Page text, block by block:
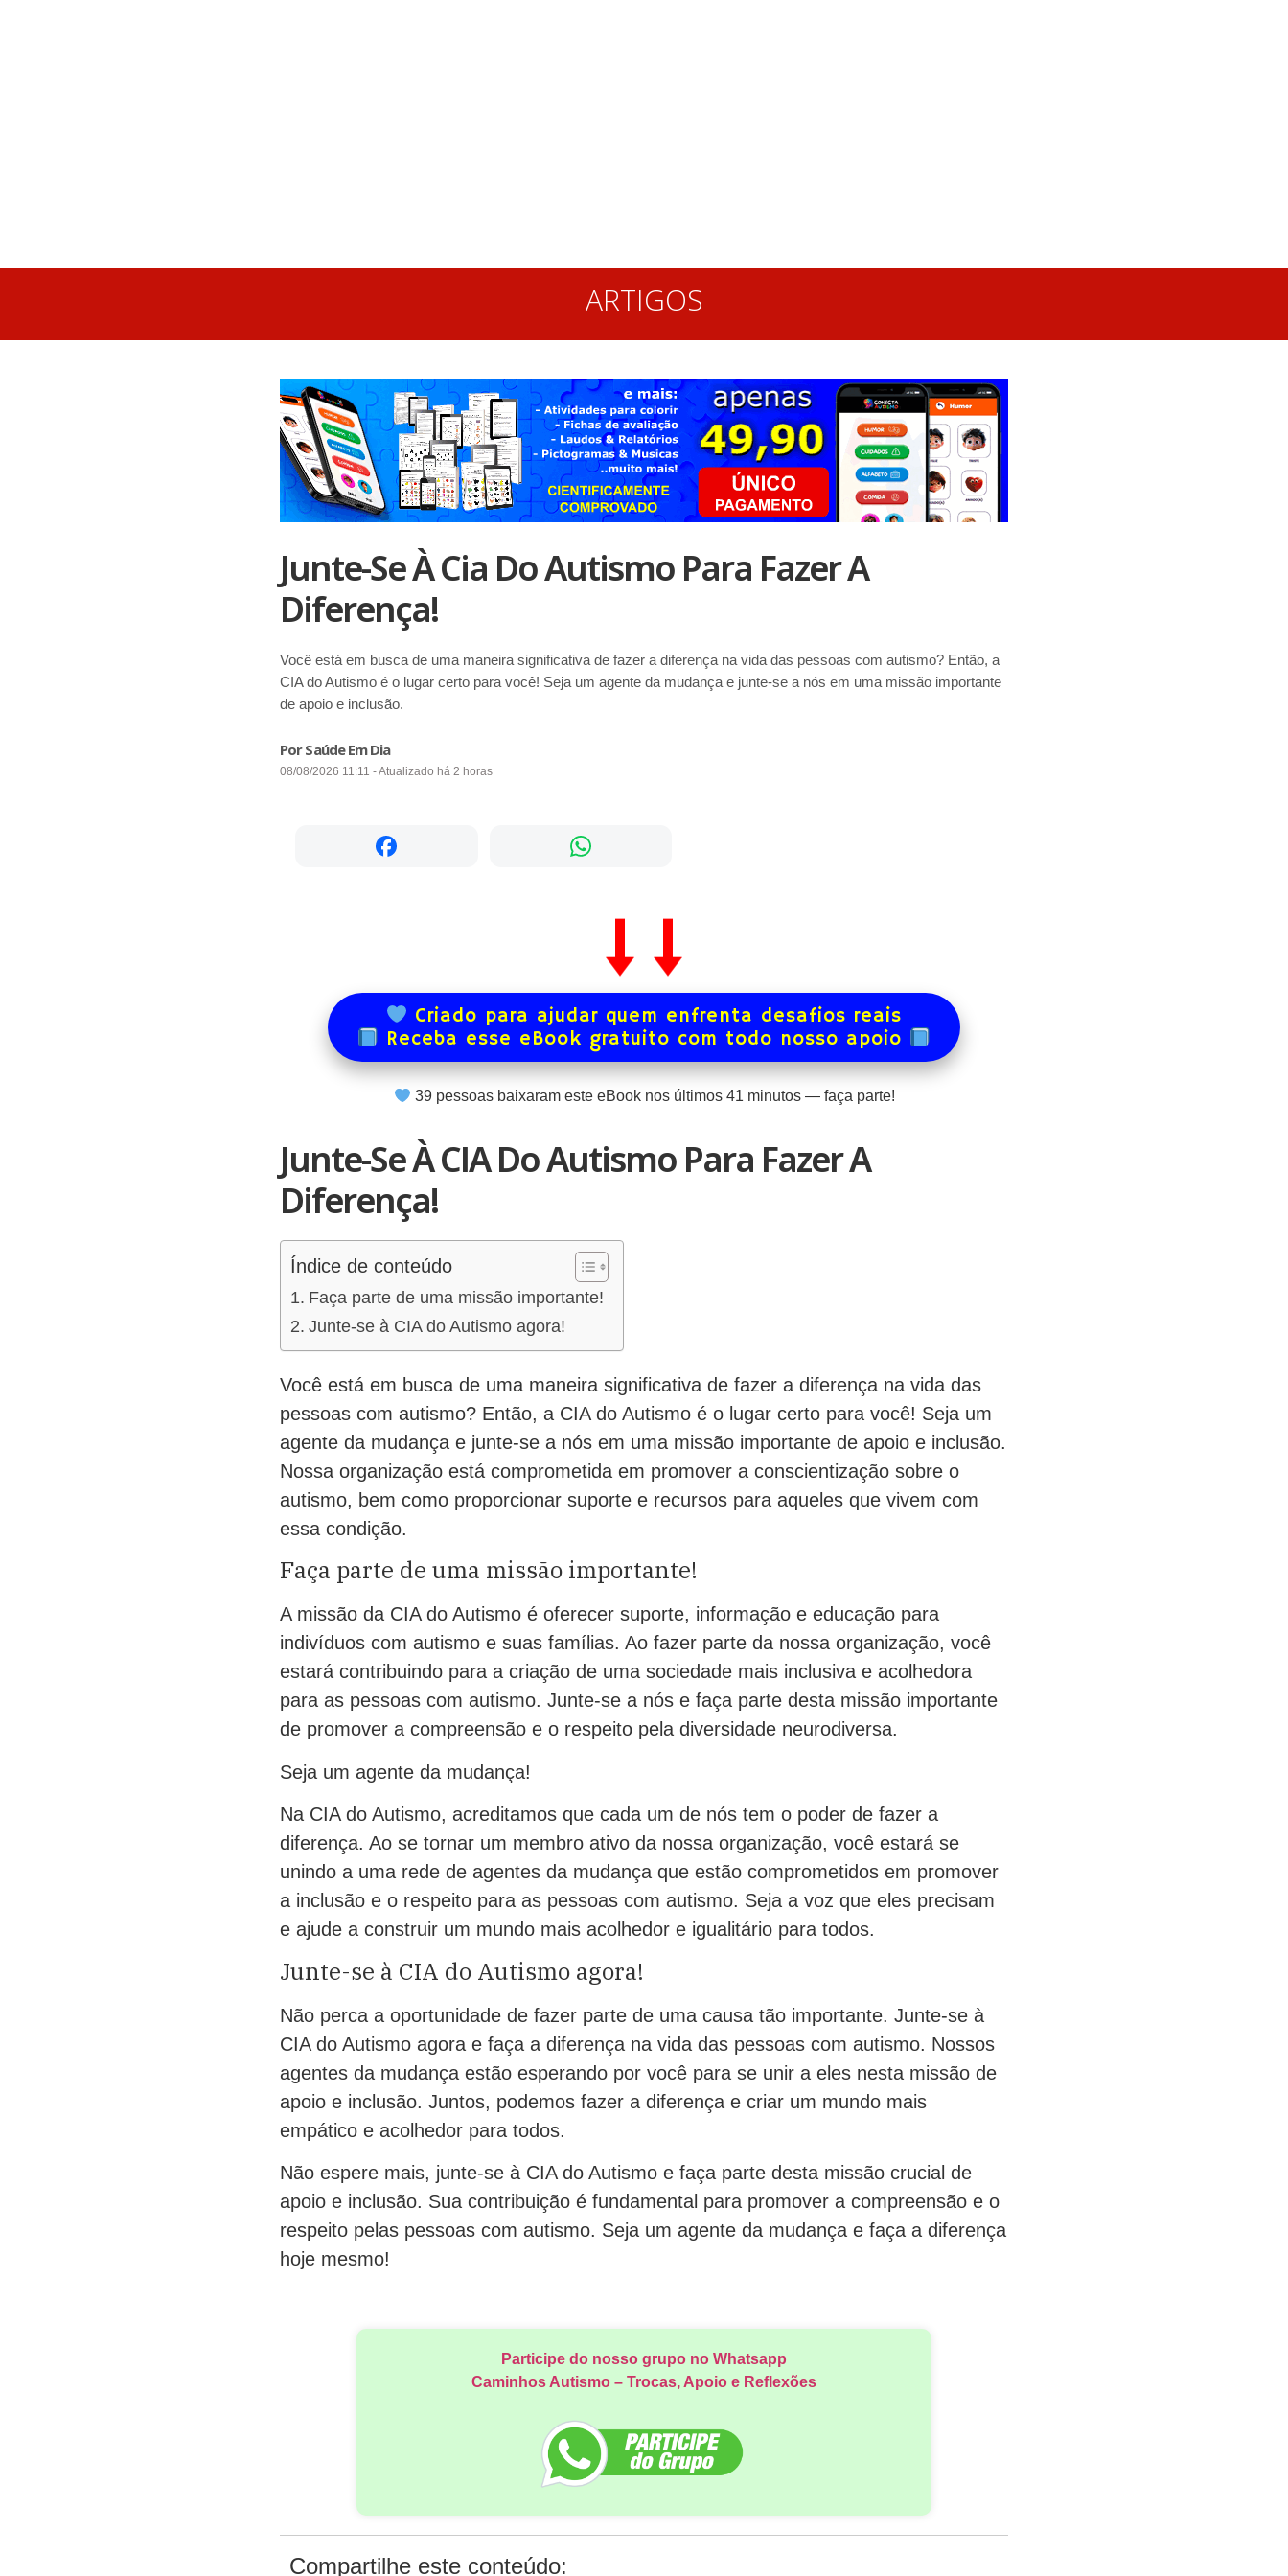
ARTIGOS
Junte-Se À Cia Do Autismo Para Fazer A
Diferença!
Você está em busca de uma maneira significativa de fazer a diferença na vida das pessoas com autismo? Então, a
CIA do Autismo é o lugar certo para você! Seja um agente da mudança e junte-se a nós em uma missão importante
de apoio e inclusão.
Por Saúde Em Dia
08/08/2026 11:11 - Atualizado há 2 horas
Criado para ajudar quem enfrenta desafios reais
Receba esse eBook gratuito com todo nosso apoio
39pessoas baixaram este eBook nos últimos 41 minutos — faça parte!
Junte-Se À CIA Do Autismo Para Fazer A
Diferença!
Índice de conteúdo
Faça parte de uma missão importante!
Junte-se à CIA do Autismo agora!
Você está em busca de uma maneira significativa de fazer a diferença na vida das
pessoas com autismo? Então, a CIA do Autismo é o lugar certo para você! Seja um
agente da mudança e junte-se a nós em uma missão importante de apoio e inclusão.
Nossa organização está comprometida em promover a conscientização sobre o
autismo, bem como proporcionar suporte e recursos para aqueles que vivem com
essa condição.
Faça parte de uma missão importante!
A missão da CIA do Autismo é oferecer suporte, informação e educação para
indivíduos com autismo e suas famílias. Ao fazer parte da nossa organização, você
estará contribuindo para a criação de uma sociedade mais inclusiva e acolhedora
para as pessoas com autismo. Junte-se a nós e faça parte desta missão importante
de promover a compreensão e o respeito pela diversidade neurodiversa.
Seja um agente da mudança!
Na CIA do Autismo, acreditamos que cada um de nós tem o poder de fazer a
diferença. Ao se tornar um membro ativo da nossa organização, você estará se
unindo a uma rede de agentes da mudança que estão comprometidos em promover
a inclusão e o respeito para as pessoas com autismo. Seja a voz que eles precisam
e ajude a construir um mundo mais acolhedor e igualitário para todos.
Junte-se à CIA do Autismo agora!
Não perca a oportunidade de fazer parte de uma causa tão importante. Junte-se à
CIA do Autismo agora e faça a diferença na vida das pessoas com autismo. Nossos
agentes da mudança estão esperando por você para se unir a eles nesta missão de
apoio e inclusão. Juntos, podemos fazer a diferença e criar um mundo mais
empático e acolhedor para todos.
Não espere mais, junte-se à CIA do Autismo e faça parte desta missão crucial de
apoio e inclusão. Sua contribuição é fundamental para promover a compreensão e o
respeito pelas pessoas com autismo. Seja um agente da mudança e faça a diferença
hoje mesmo!
Participe do nosso grupo no Whatsapp
Caminhos Autismo – Trocas, Apoio e Reflexões
Compartilhe este conteúdo: